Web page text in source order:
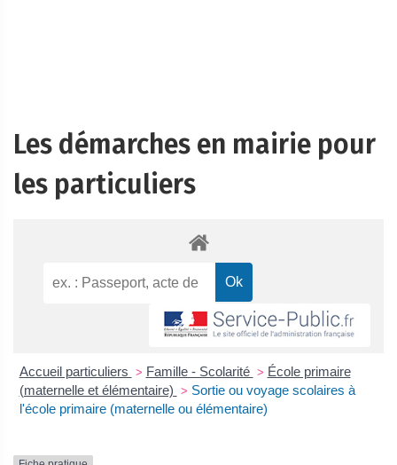
Les démarches en mairie pour
les particuliers
Accueil particuliers > Famille - Scolarité > École primaire
(maternelle et élémentaire) > Sortie ou voyage scolaires à
l'école primaire (maternelle ou élémentaire)